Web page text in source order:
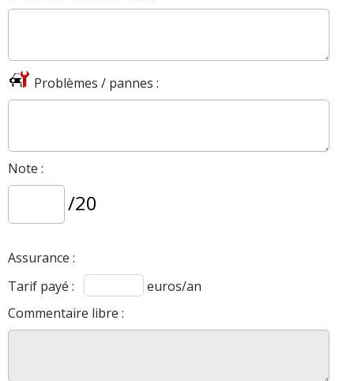
Problèmes / pannes :
Note :
/20
Assurance :
Tarif payé :
euros/an
Commentaire libre :